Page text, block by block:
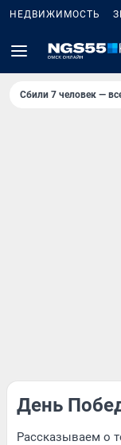
НЕДВИЖИМОСТЬ
Сбили 7 человек —
День
Рассказываем о